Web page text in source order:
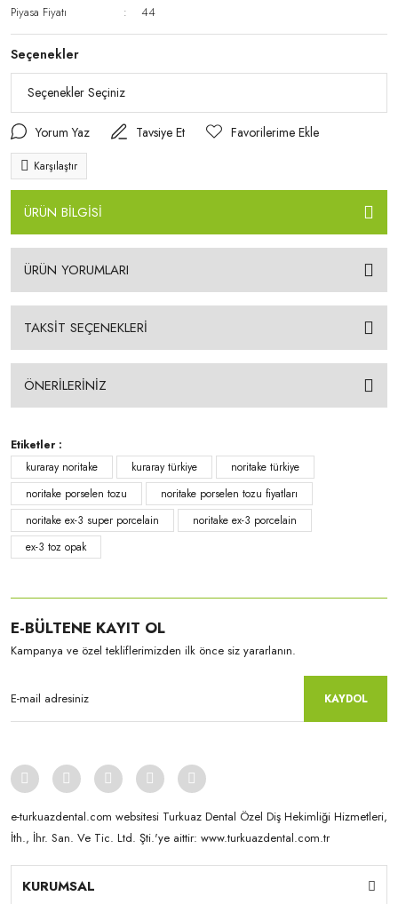
Piyasa Fiyatı
44
Seçenekler
Yorum Yaz Tavsiye Et
Karşılaştır
ÜRÜN BİLGİSİ
ÜRÜN YORUMLARI
TAKSİT SEÇENEKLERİ
ÖNERİLERİNİZ
Etiketler :
kuraray noritake
kuraray türkiye
noritake türkiye
noritake porselen tozu
noritake porselen tozu fiyatları
noritake ex-3 super porcelain
noritake ex-3 porcelain
ex-3 toz opak
E-BÜLTENE KAYIT OL
Kampanya ve özel tekliflerimizden ilk önce siz yararlanın.
KAYDOL
e-turkuazdental.com websitesi Turkuaz Dental Özel Diş Hekimliği Hizmetleri,
İth., İhr. San. Ve Tic. Ltd. Şti.'ye aittir: www.turkuazdental.com.tr
KURUMSAL